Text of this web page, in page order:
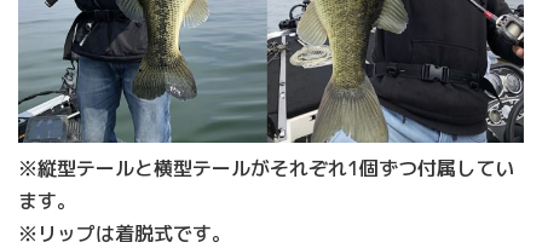
※縦型テールと横型テールがそれぞれ1個ずつ付属してい
ます。
※リップは着脱式です。